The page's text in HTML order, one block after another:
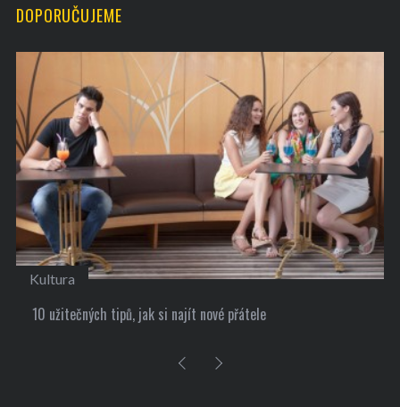
DOPORUČUJEME
Kultura
10 užitečných tipů, jak si najít nové přátele